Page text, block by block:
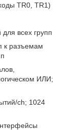
TR0, TR1)
всех групп
к разъемам
ИЛИ;
ch; 1024